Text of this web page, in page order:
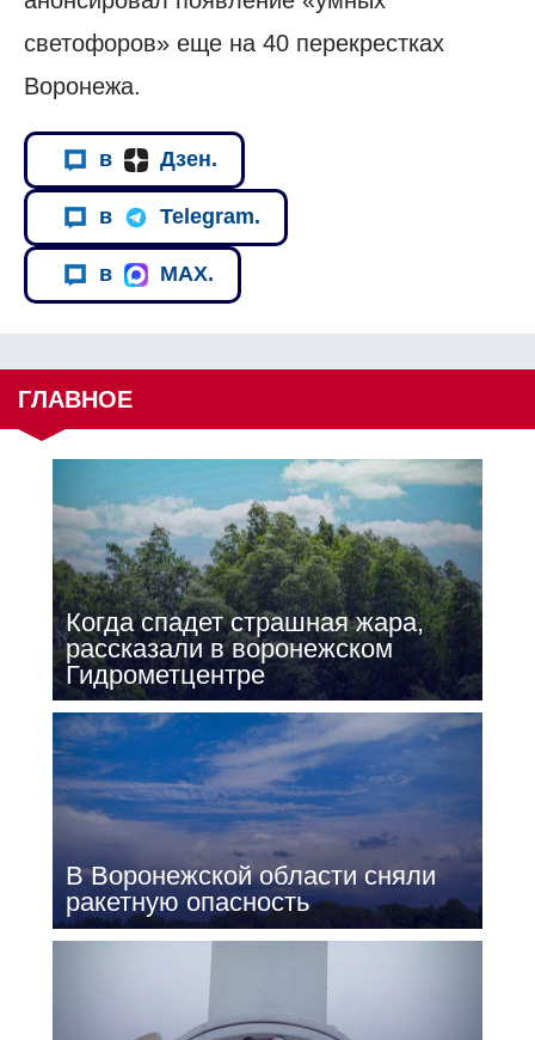
светофоров» еще на 40 перекрестках
Воронежа.
в Дзен.
в Telegram.
в MAX.
ГЛАВНОЕ
Когда спадет страшная жара,
рассказали в воронежском
Гидрометцентре
В Воронежской области сняли
ракетную опасность